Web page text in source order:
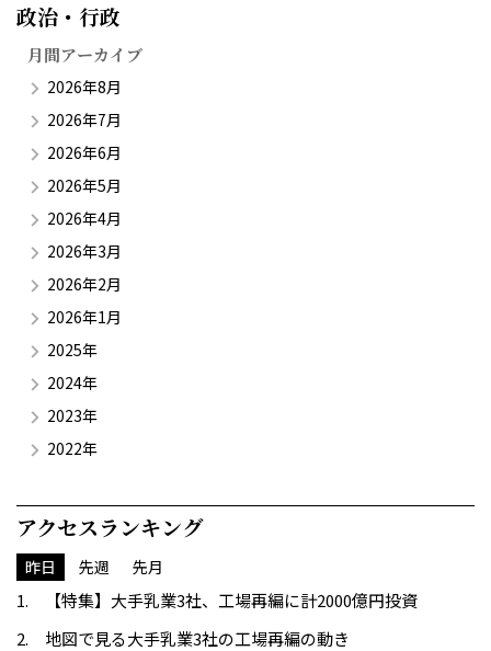
政治・行政​
月間アーカイブ
2026年8月
2026年7月
2026年6月
2026年5月
2026年4月
2026年3月
2026年2月
2026年1月
2025年
2024年
2023年
2022年
アクセスランキング
昨日 先週 先月
【特集】大手乳業3社、工場再編に計2000億円投資
地図で見る大手乳業3社の工場再編の動き